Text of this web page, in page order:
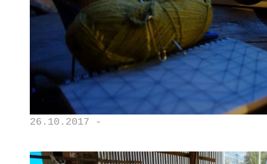
26.10.2017 -